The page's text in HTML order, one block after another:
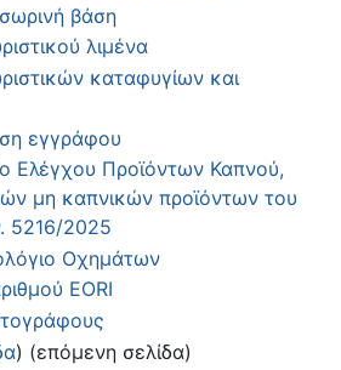
βάση
λιμένα
καταφυγίων και
εγγράφου
Ελέγχου Προϊόντων Καπνού,
μη καπνικών προϊόντων του
5216/2025
Οχημάτων
EORI
) (επόμενη σελίδα)